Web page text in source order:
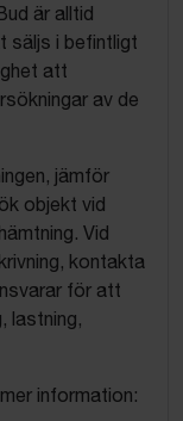
är alltid
säljs i befintligt
att
av de
jämför
objekt vid
Vid
kontakta
för att
lastning,
information: